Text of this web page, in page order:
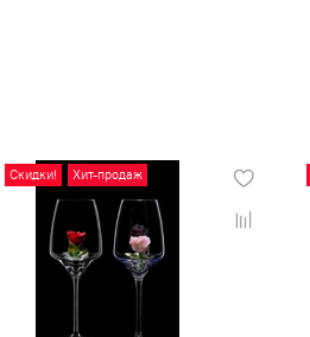
Скидки! Хит-продаж